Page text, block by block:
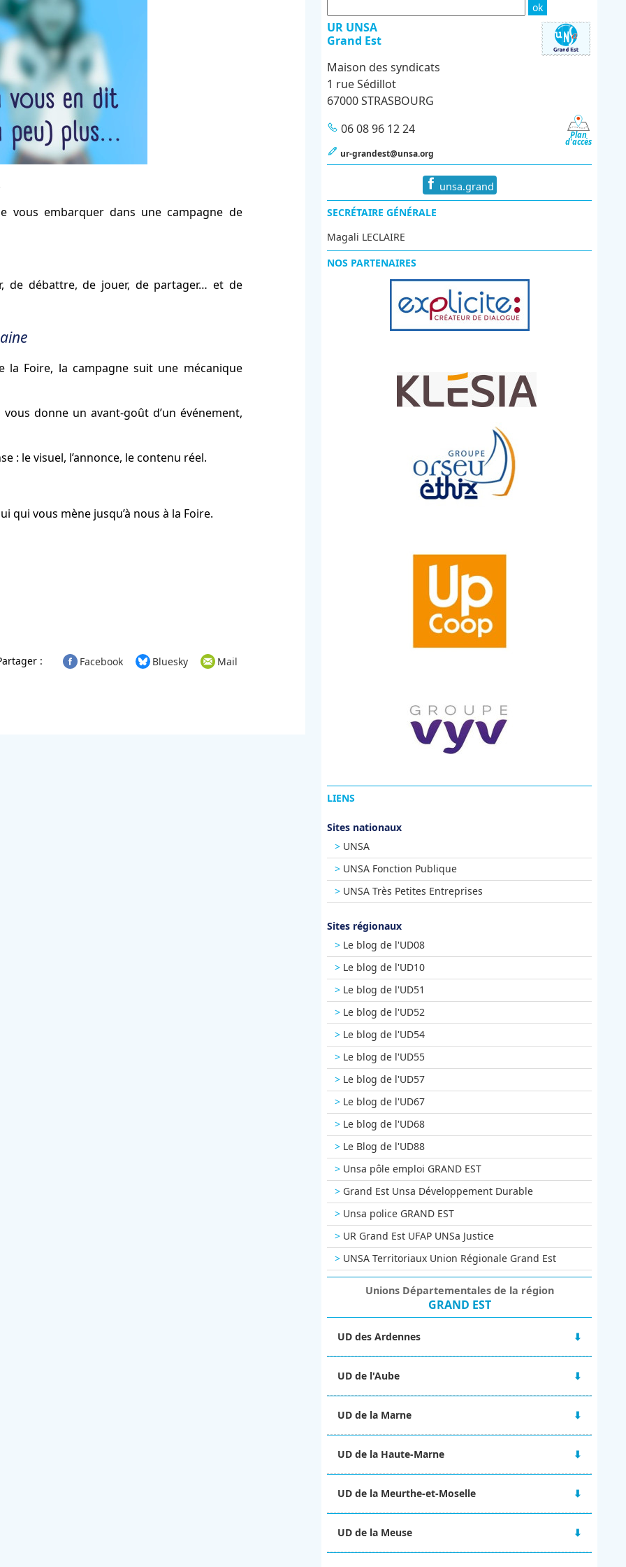
vous embarquer dans une campagne de
de débattre, de jouer, de partager… et de
la Foire, la campagne suit une mécanique
donne un avant-goût d’un événement,
: le visuel, l’annonce, le contenu réel.
qui vous mène jusqu’à nous à la Foire.
: Facebook Bluesky Mail
UR UNSA
Grand Est
Maison des syndicats
1 rue Sédillot
67000 STRASBOURG
Plan
d'accès
06 08 96 12 24
ur-grandest@unsa.org
unsa.grand
SECRÉTAIRE GÉNÉRALE
Magali LECLAIRE
NOS PARTENAIRES
LIENS
Sites nationaux
UNSA
UNSA Fonction Publique
UNSA Très Petites Entreprises
Sites régionaux
Le blog de l'UD08
Le blog de l'UD10
Le blog de l'UD51
Le blog de l'UD52
Le blog de l'UD54
Le blog de l'UD55
Le blog de l'UD57
Le blog de l'UD67
Le blog de l'UD68
Le Blog de l'UD88
Unsa pôle emploi GRAND EST
Grand Est Unsa Développement Durable
Unsa police GRAND EST
UR Grand Est UFAP UNSa Justice
UNSA Territoriaux Union Régionale Grand Est
Unions Départementales de la région
GRAND EST
UD des Ardennes
08000 CHARLEVILLE-MÉZIERES
06 67 10 38 92
ud-08@unsa.org
UD de l'Aube
10000 TROYES
03 25 80 56 77
ud-10@unsa.org
UD de la Marne
15 Boulevard de la Paix
51100 REIMS
06 02 31 22 63
UD de la Haute-Marne
BP 90028
52001 CHAUMONT CEDEX
09 67 14 25 57
UD de la Meurthe-et-Moselle
54000 NANCY
ud-54@unsa.org
UD de la Meuse